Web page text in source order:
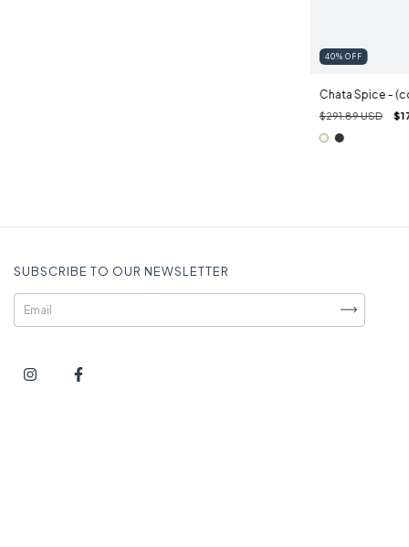
40% OFF
Chata Spice -
$291.89 USD
SUBSCRIBE TO OUR NEWSLETTER